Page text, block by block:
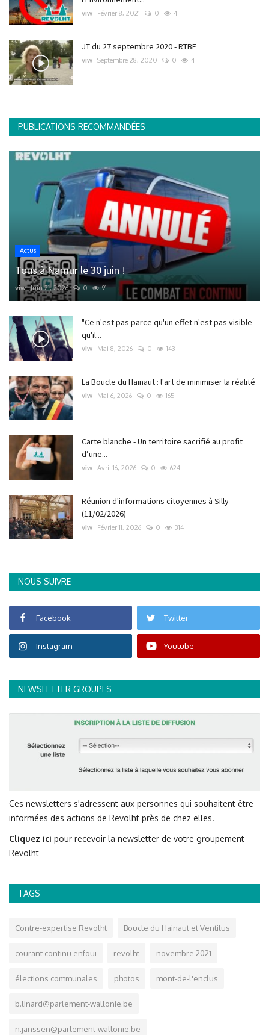
viw Février 8, 2021 0 4
JT du 27 septembre 2020 - RTBF
viw Septembre 28, 2020 0 4
PUBLICATIONS RECOMMANDÉES
Actus
Tous à Namur le 30 juin !
viw Juin 21, 2026 0 91
"Ce n'est pas parce qu'un effet n'est pas visible
qu'il...
viw Mai 8, 2026 0 143
La Boucle du Hainaut : l'art de minimiser la réalité
viw Mai 6, 2026 0 165
Carte blanche - Un territoire sacrifié au profit
d’une...
viw Avril 16, 2026 0 624
Réunion d'informations citoyennes à Silly
(11/02/2026)
viw Février 11, 2026 0 314
NOUS SUIVRE
Facebook Twitter
Instagram Youtube
NEWSLETTER GROUPES
Ces newsletters s'adressent aux personnes qui souhaitent être
informées des actions de Revolht près de chez elles.
Cliquez ici pour recevoir la newsletter de votre groupement
Revolht
TAGS
Contre-expertise Revolht Boucle du Hainaut et Ventilus
courant continu enfoui revolht novembre 2021
élections communales photos mont-de-l'enclus
b.linard@parlement-wallonie.be
n.janssen@parlement-wallonie.be